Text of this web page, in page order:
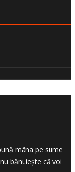
mâna pe sume
bănuiește că voi